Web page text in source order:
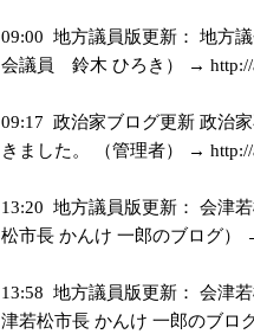
09:00 地方議員版更新： 地方
会議員 鈴木 ひろき） → http://
09:17 政治家ブログ更新 政治
きました。 （管理者） →
13:20 地方議員版更新： 会津
松市長 かんけ 一郎のブログ）
13:58 地方議員版更新： 会津
津若松市長 かんけ 一郎のブロ